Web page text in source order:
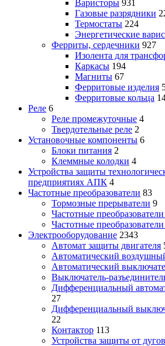
Варисторы 931
Газовые разрядники
Термостаты 224
Энергетические
Ферриты, сердечники 927
Изолента для
Каркасы 194
Магниты 67
Ферритовые изделия
Ферритовые кольца
Реле 6
Реле промежуточные 4
Твердотельные реле 2
Установочные компоненты 6
Блоки питания 2
Клеммные колодки 4
Устройства защиты
предприятиях АПК 4
Частотные преобразователи 83
Тормозные прерыватели 9
Частотные
Частотные
Электрооборудование 2343
Автомат защиты двигателя
Автоматический
Автоматический
Выключатель-
Дифференциальный
27
Дифференциальный
22
Контактор 113
Устройства защиты от